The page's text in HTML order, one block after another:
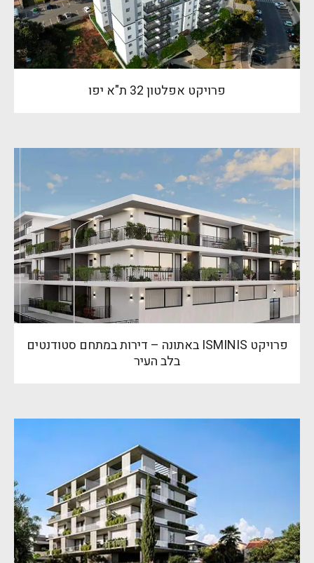
פרויקט אפלטון 32 ת"א יפו
פרויקט ISMINIS באתונה – דירות במתחם סטודנטים
בלב העיר